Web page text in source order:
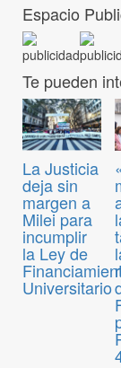
Espacio
Te pueden
La Justicia
deja sin
margen a
Milei para
incumplir
la Ley de
Universitario